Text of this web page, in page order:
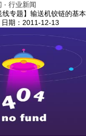
· 行业新闻
线专题】输送机铰链的基
日期：2011-12-13